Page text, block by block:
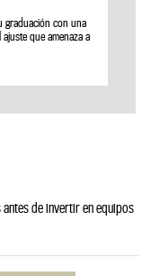
graduación con una
que amenaza a
de invertir en equipos